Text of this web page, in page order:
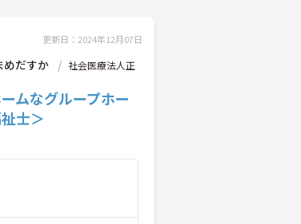
更新日：2024年12月07日
めだすか
社会医療法人正
ムなグループホー
士＞